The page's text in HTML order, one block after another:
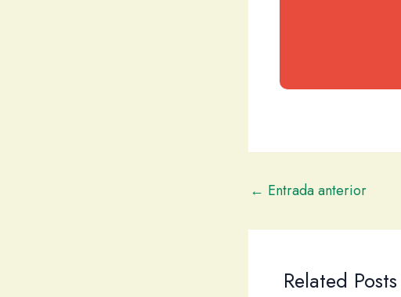
← Entrada anterior
Related Posts